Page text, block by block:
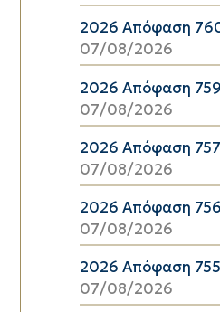
2026 Απόφαση
07/08/2026
2026 Απόφαση 759
07/08/2026
2026 Απόφαση 757
07/08/2026
2026 Απόφαση 756
07/08/2026
2026 Απόφαση 755
07/08/2026